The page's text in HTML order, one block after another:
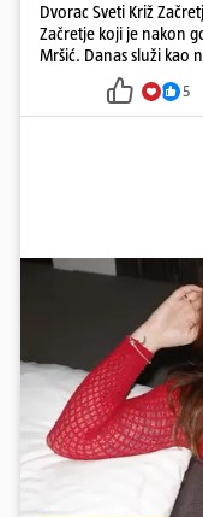
Dvorac Sveti Križ
Začretje koji je nakon
Mršić. Danas služi kao
davno zaboravljenog
5